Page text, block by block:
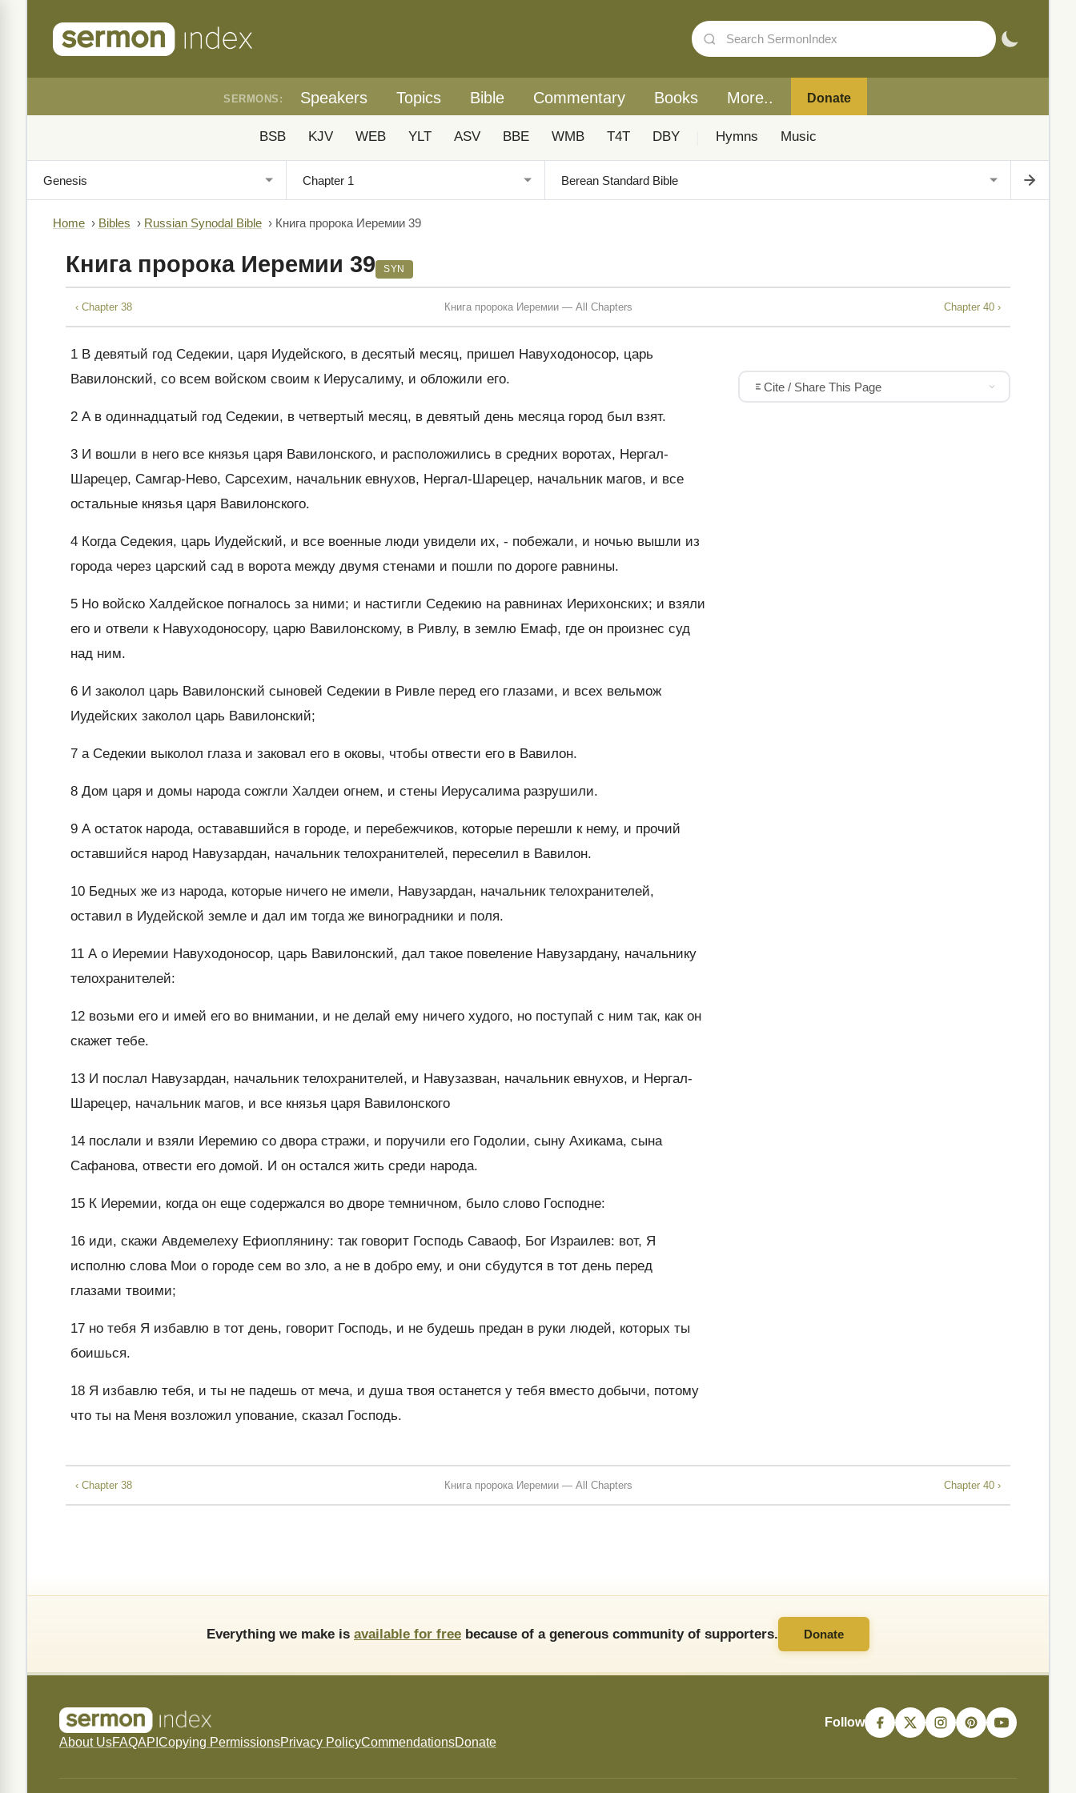
SERMONS: Speakers Topics Bible Commentary Books More.. Donate
BSB KJV WEB YLT ASV BBE WMB T4T DBY Hymns Music
Home › Bibles › Russian Synodal Bible › Книга пророка Иеремии 39
Книга пророка Иеремии 39 SYN
‹ Chapter 38 Книга пророка Иеремии — All Chapters Chapter 40 ›
1 В девятый год Седекии, царя Иудейского, в десятый месяц, пришел Навуходоносор, царь
Вавилонский, со всем войском своим к Иерусалиму, и обложили его.
2 А в одиннадцатый год Седекии, в четвертый месяц, в девятый день месяца город был взят.
3 И вошли в него все князья царя Вавилонского, и расположились в средних воротах, Нергал-
Шарецер, Самгар-Нево, Сарсехим, начальник евнухов, Нергал-Шарецер, начальник магов, и все
остальные князья царя Вавилонского.
4 Когда Седекия, царь Иудейский, и все военные люди увидели их, - побежали, и ночью вышли из
города через царский сад в ворота между двумя стенами и пошли по дороге равнины.
5 Но войско Халдейское погналось за ними; и настигли Седекию на равнинах Иерихонских; и взяли
его и отвели к Навуходоносору, царю Вавилонскому, в Ривлу, в землю Емаф, где он произнес суд
над ним.
6 И заколол царь Вавилонский сыновей Седекии в Ривле перед его глазами, и всех вельмож
Иудейских заколол царь Вавилонский;
7 а Седекии выколол глаза и заковал его в оковы, чтобы отвести его в Вавилон.
8 Дом царя и домы народа сожгли Халдеи огнем, и стены Иерусалима разрушили.
9 А остаток народа, остававшийся в городе, и перебежчиков, которые перешли к нему, и прочий
оставшийся народ Навузардан, начальник телохранителей, переселил в Вавилон.
10 Бедных же из народа, которые ничего не имели, Навузардан, начальник телохранителей,
оставил в Иудейской земле и дал им тогда же виноградники и поля.
11 А о Иеремии Навуходоносор, царь Вавилонский, дал такое повеление Навузардану, начальнику
телохранителей:
12 возьми его и имей его во внимании, и не делай ему ничего худого, но поступай с ним так, как он
скажет тебе.
13 И послал Навузардан, начальник телохранителей, и Навузазван, начальник евнухов, и Нергал-
Шарецер, начальник магов, и все князья царя Вавилонского
14 послали и взяли Иеремию со двора стражи, и поручили его Годолии, сыну Ахикама, сына
Сафанова, отвести его домой. И он остался жить среди народа.
15 К Иеремии, когда он еще содержался во дворе темничном, было слово Господне:
16 иди, скажи Авдемелеху Ефиоплянину: так говорит Господь Саваоф, Бог Израилев: вот, Я
исполню слова Мои о городе сем во зло, а не в добро ему, и они сбудутся в тот день перед
глазами твоими;
17 но тебя Я избавлю в тот день, говорит Господь, и не будешь предан в руки людей, которых ты
боишься.
18 Я избавлю тебя, и ты не падешь от меча, и душа твоя останется у тебя вместо добычи, потому
что ты на Меня возложил упование, сказал Господь.
Cite / Share This Page
‹ Chapter 38 Книга пророка Иеремии — All Chapters Chapter 40 ›
Everything we make is available for free because of a generous community of supporters. Donate
About UsFAQAPI Copying PermissionsPrivacy PolicyCommendationsDonate
Follow